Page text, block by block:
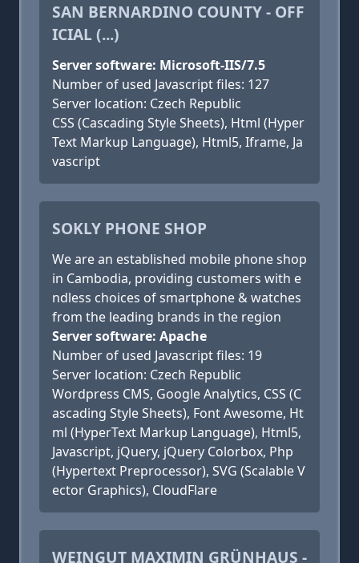
SAN BERNARDINO COUNTY - OFF
ICIAL (...)
Server software: Microsoft-IIS/7.5
Number of used Javascript files: 127
Server location: Czech Republic
CSS (Cascading Style Sheets), Html (Hyper
Text Markup Language), Html5, Iframe, Ja
vascript
SOKLY PHONE SHOP
We are an established mobile phone shop
in Cambodia, providing customers with e
ndless choices of smartphone & watches
from the leading brands in the region
Server software: Apache
Number of used Javascript files: 19
Server location: Czech Republic
Wordpress CMS, Google Analytics, CSS (C
ascading Style Sheets), Font Awesome, Ht
ml (HyperText Markup Language), Html5,
Javascript, jQuery, jQuery Colorbox, Php
(Hypertext Preprocessor), SVG (Scalable V
ector Graphics), CloudFlare
WEINGUT MAXIMIN GRÜNHAUS -